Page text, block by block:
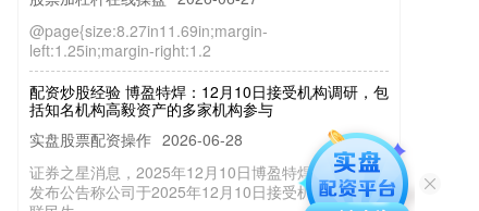
@page{size:8.27in11.69in;margin-
left:1.25in;margin-right:1.2
配资炒股经验 博盈特焊：12月10日接受机构调研，包
括知名机构高毅资产的多家机构参与
实盘股票配资操作 2026-06-28
证券之星消息，2025年12月10日博盈特焊(301468)
发布公告称公司于2025年12月10日接受机构调研，国
联民生